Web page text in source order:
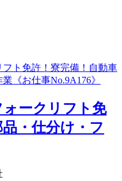
ォークリフト免
・仕分け・フ